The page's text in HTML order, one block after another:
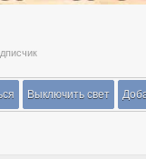
Выключить свет